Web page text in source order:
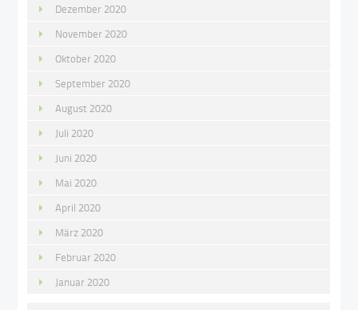
Dezember 2020
November 2020
Oktober 2020
September 2020
August 2020
Juli 2020
Juni 2020
Mai 2020
April 2020
März 2020
Februar 2020
Januar 2020